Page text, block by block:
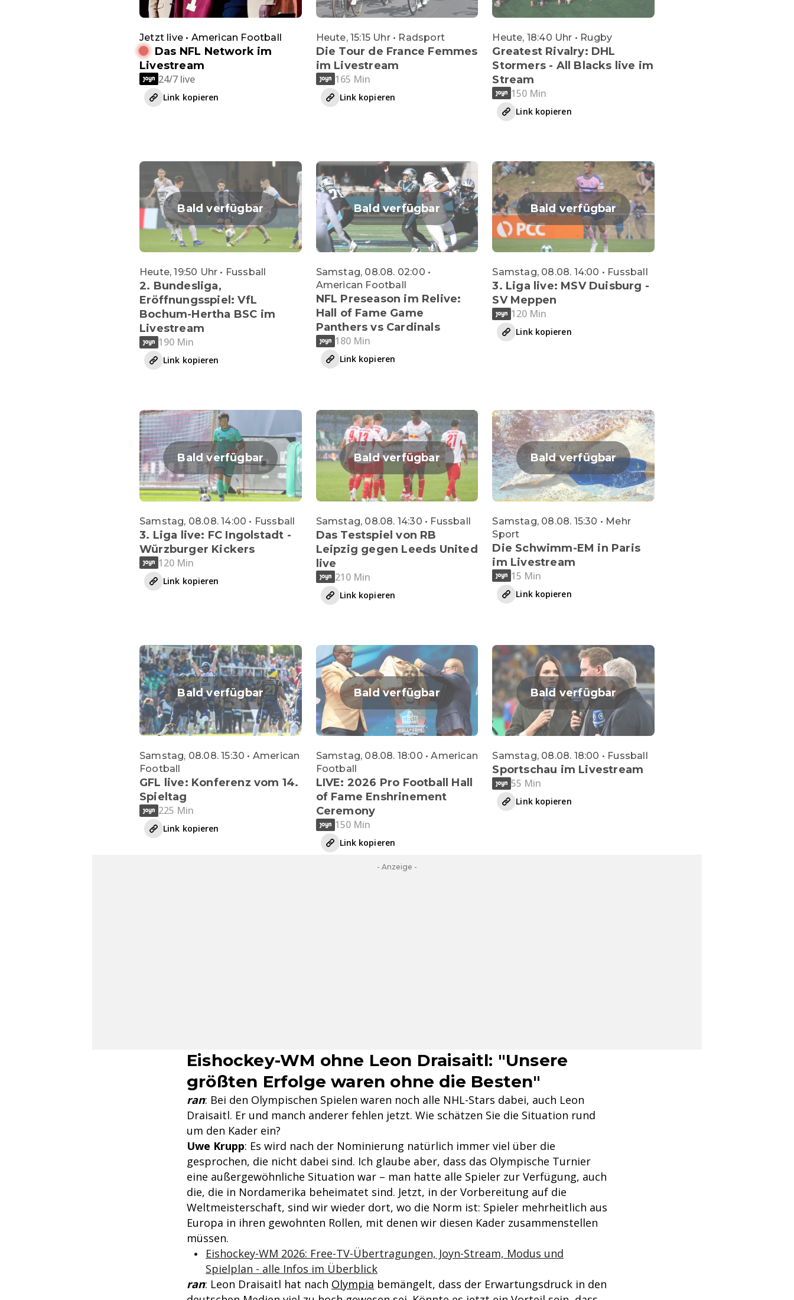
Jetzt live • American Football
Das NFL Network im
Livestream
24/7 live
Link kopieren
Heute, 15:15 Uhr • Radsport
Die Tour de France Femmes
im Livestream
165 Min
Link kopieren
Heute, 18:40 Uhr • Rugby
Greatest Rivalry: DHL
Stormers - All Blacks live im
Stream
150 Min
Link kopieren
Bald verfügbar
Heute, 19:50 Uhr • Fussball
2. Bundesliga,
Eröffnungsspiel: VfL
Bochum-Hertha BSC im
Livestream
190 Min
Link kopieren
Bald verfügbar
Samstag, 08.08. 02:00 •
American Football
NFL Preseason im Relive:
Hall of Fame Game
Panthers vs Cardinals
180 Min
Link kopieren
Bald verfügbar
Samstag, 08.08. 14:00 • Fussball
3. Liga live: MSV Duisburg -
SV Meppen
120 Min
Link kopieren
Bald verfügbar
Samstag, 08.08. 14:00 • Fussball
3. Liga live: FC Ingolstadt -
Würzburger Kickers
120 Min
Link kopieren
Bald verfügbar
Samstag, 08.08. 14:30 • Fussball
Das Testspiel von RB
Leipzig gegen Leeds United
live
210 Min
Link kopieren
Bald verfügbar
Samstag, 08.08. 15:30 • Mehr
Sport
Die Schwimm-EM in Paris
im Livestream
15 Min
Link kopieren
Bald verfügbar
Samstag, 08.08. 15:30 • American
Football
GFL live: Konferenz vom 14.
Spieltag
225 Min
Link kopieren
Bald verfügbar
Samstag, 08.08. 18:00 • American
Football
LIVE: 2026 Pro Football Hall
of Fame Enshrinement
Ceremony
150 Min
Link kopieren
Bald verfügbar
Samstag, 08.08. 18:00 • Fussball
Sportschau im Livestream
55 Min
Link kopieren
- Anzeige -
Eishockey-WM ohne Leon Draisaitl: "Unsere
größten Erfolge waren ohne die Besten"
ran: Bei den Olympischen Spielen waren noch alle NHL-Stars dabei, auch Leon
Draisaitl. Er und manch anderer fehlen jetzt. Wie schätzen Sie die Situation rund
um den Kader ein?
Uwe Krupp: Es wird nach der Nominierung natürlich immer viel über die
gesprochen, die nicht dabei sind. Ich glaube aber, dass das Olympische Turnier
eine außergewöhnliche Situation war – man hatte alle Spieler zur Verfügung, auch
die, die in Nordamerika beheimatet sind. Jetzt, in der Vorbereitung auf die
Weltmeisterschaft, sind wir wieder dort, wo die Norm ist: Spieler mehrheitlich aus
Europa in ihren gewohnten Rollen, mit denen wir diesen Kader zusammenstellen
müssen.
Eishockey-WM 2026: Free-TV-Übertragungen, Joyn-Stream, Modus und
Spielplan - alle Infos im Überblick
ran: Leon Draisaitl hat nach Olympia bemängelt, dass der Erwartungsdruck in den